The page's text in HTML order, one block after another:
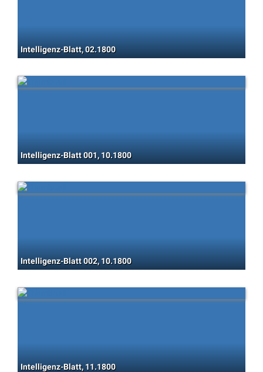
Intelligenz-Blatt, 02.1800
Intelligenz-Blatt 001, 10.1800
Intelligenz-Blatt 002, 10.1800
Intelligenz-Blatt, 11.1800